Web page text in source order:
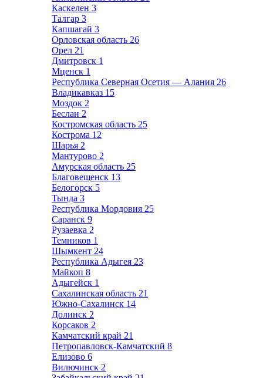
Каскелен 3
Талгар 3
Капшагай 3
Орловская область 26
Орел 21
Дмитровск 1
Мценск 1
Республика Северная Осетия — Алания 26
Владикавказ 15
Моздок 2
Беслан 2
Костромская область 25
Кострома 12
Шарья 2
Мантурово 2
Амурская область 25
Благовещенск 13
Белогорск 5
Тында 3
Республика Мордовия 25
Саранск 9
Рузаевка 2
Темников 1
Шымкент 24
Республика Адыгея 23
Майкоп 8
Адыгейск 1
Сахалинская область 21
Южно-Сахалинск 14
Долинск 2
Корсаков 2
Камчатский край 21
Петропавловск-Камчатский 8
Елизово 6
Вилючинск 2